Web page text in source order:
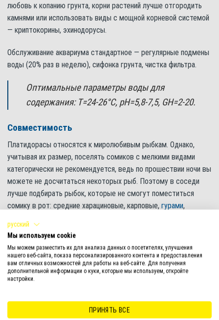
любовь к копанию грунта, корни растений лучше отгородить
камнями или использовать виды с мощной корневой системой
— криптокорины, эхинодорусы.
Обслуживание аквариума стандартное — регулярные подмены
воды (20% раз в неделю), сифонка грунта, чистка фильтра.
Оптимальные параметры воды для
содержания: Т=24-26°С, pH=5,8-7,5, GH=2-20.
Совместимость
Платидорасы относятся к миролюбивым рыбкам. Однако,
учитывая их размер, поселять сомиков с мелкими видами
категорически не рекомендуется, ведь по прошествии ночи вы
можете не досчитаться некоторых рыб. Поэтому в соседи
лучше подбирать рыбок, которые не смогут поместиться
сомику в рот: средние харациновые, карповые, гурами,
Усиленная броня на теле позволять содержать платидорасов
даже с крупными хищными рыбами, например, Южно- и
Центральноамериканскимицихлидами.
В природе платидорасы питаются различными донными
беспозвоночными и немного водорослями.
русский
Мы используем cookie
Мы можем разместить их для анализа данных о посетителях, улучшения
нашего веб-сайта, показа персонализированного контента и предоставления
вам отличных возможностей для работы на веб-сайте. Для получения
дополнительной информации о куки, которые мы используем, откройте
настройки.
ПРИНЯТЬ ВСЕ